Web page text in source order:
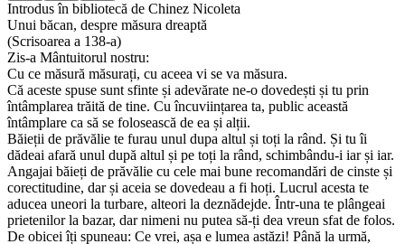
Introdus în bibliotecă de Chinez Nicoleta
Unui băcan, despre măsura dreaptă
(Scrisoarea a 138-a)
Zis-a Mântuitorul nostru:
Cu ce măsură măsurați, cu aceea vi se va măsura.
Că aceste spuse sunt sfinte și adevărate ne-o dovedești și tu prin
întâmplarea trăită de tine. Cu încuviințarea ta, public această
întâmplare ca să se folosească de ea și alții.
Băieții de prăvălie te furau unul dupa altul și toți la rând. Și tu îi
dădeai afară unul după altul și pe toți la rând, schimbându-i iar și iar.
Angajai băieți de prăvălie cu cele mai bune recomandări de cinste și
corectitudine, dar și aceia se dovedeau a fi hoți. Lucrul acesta te
aducea uneori la turbare, alteori la deznădejde. Într-una te plângeai
prietenilor la bazar, dar nimeni nu putea să-ți dea vreun sfat de folos.
De obicei îți spuneau: Ce vrei, așa e lumea astăzi! Până la urmă,